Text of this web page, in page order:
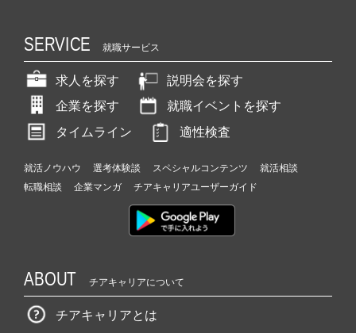
SERVICE 就職サービス
求人を探す
説明会を探す
企業を探す
就職イベントを探す
タイムライン
適性検査
就活ノウハウ 選考体験談 スペシャルコンテンツ
就活相談
転職相談
企業マンガ チアキャリアユーザーガイド
ABOUT チアキャリアについて
チアキャリアとは